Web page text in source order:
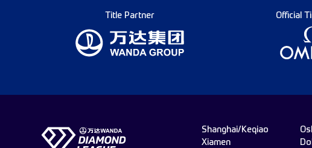
Title Partner Official
Shanghai/Keqiao
Xiamen